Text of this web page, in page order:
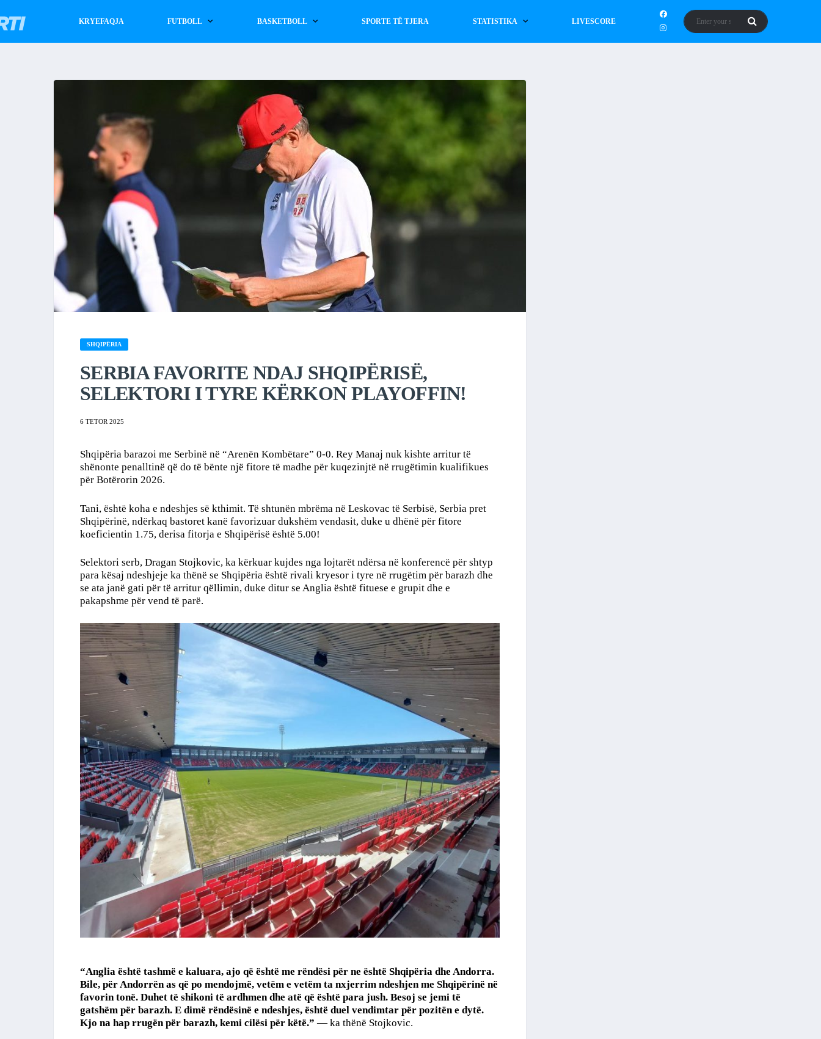
KRYEFAQJA FUTBOLL BASKETBOLL SPORTE TË TJERA STATISTIKA LIVESCORE
SHQIPËRIA
SERBIA FAVORITE NDAJ SHQIPËRISË,
SELEKTORI I TYRE KËRKON PLAYOFFIN!
6 TETOR 2025
Shqipëria barazoi me Serbinë në “Arenën Kombëtare” 0-0. Rey Manaj nuk kishte arritur të
shënonte penalltinë që do të bënte një fitore të madhe për kuqezinjtë në rrugëtimin kualifikues
për Botërorin 2026.
Tani, është koha e ndeshjes së kthimit. Të shtunën mbrëma në Leskovac të Serbisë, Serbia pret
Shqipërinë, ndërkaq bastoret kanë favorizuar dukshëm vendasit, duke u dhënë për fitore
koeficientin 1.75, derisa fitorja e Shqipërisë është 5.00!
Selektori serb, Dragan Stojkovic, ka kërkuar kujdes nga lojtarët ndërsa në konferencë për shtyp
para kësaj ndeshjeje ka thënë se Shqipëria është rivali kryesor i tyre në rrugëtim për barazh dhe
se ata janë gati për të arritur qëllimin, duke ditur se Anglia është fituese e grupit dhe e
pakapshme për vend të parë.
“Anglia është tashmë e kaluara, ajo që është me rëndësi për ne është Shqipëria dhe Andorra.
Bile, për Andorrën as që po mendojmë, vetëm e vetëm ta nxjerrim ndeshjen me Shqipërinë në
favorin tonë. Duhet të shikoni të ardhmen dhe atë që është para jush. Besoj se jemi të
gatshëm për barazh. E dimë rëndësinë e ndeshjes, është duel vendimtar për pozitën e dytë.
Kjo na hap rrugën për barazh, kemi cilësi për këtë.” — ka thënë Stojkovic.